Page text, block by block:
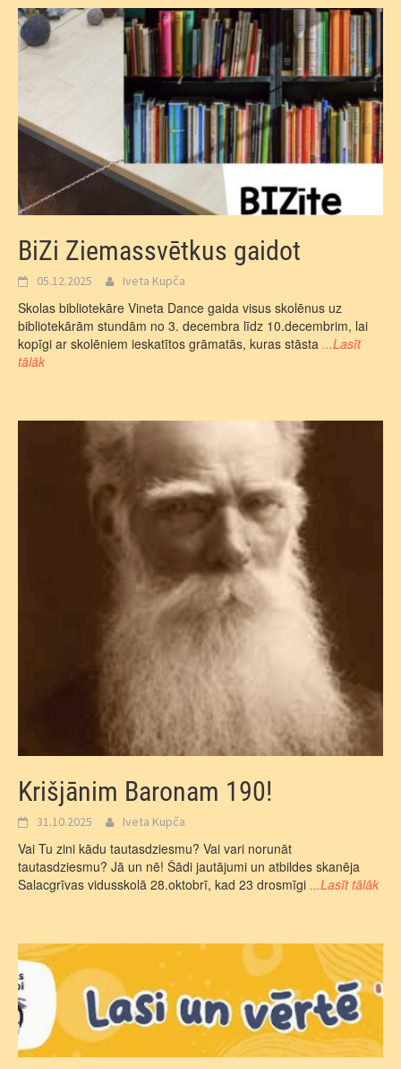
BiZi Ziemassvētkus gaidot
05.12.2025 Iveta Kupča
Skolas bibliotekāre Vineta Dance gaida visus skolēnus uz
bibliotekārām stundām no 3. decembra līdz 10.decembrim, lai
kopīgi ar skolēniem ieskatītos grāmatās, kuras stāsta ...Lasīt
tālāk
Krišjānim Baronam 190!
31.10.2025 Iveta Kupča
Vai Tu zini kādu tautasdziesmu? Vai vari norunāt
tautasdziesmu? Jā un nē! Šādi jautājumi un atbildes skanēja
Salacgrīvas vidusskolā 28.oktobrī, kad 23 drosmīgi ...Lasīt tālāk